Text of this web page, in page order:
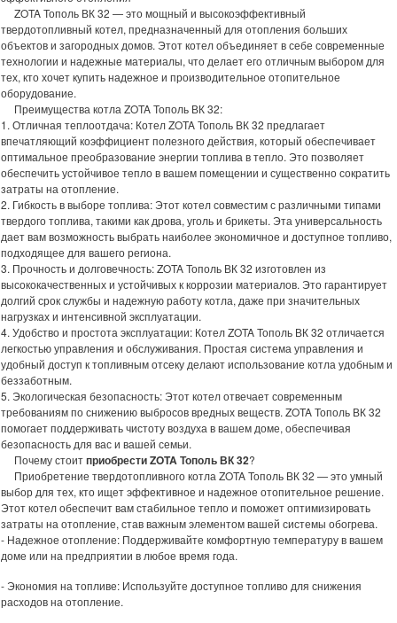
ZOTA Тополь ВК 32 — это мощный и высокоэффективный
твердотопливный котел, предназначенный для отопления больших
объектов и загородных домов. Этот котел объединяет в себе современные
технологии и надежные материалы, что делает его отличным выбором для
тех, кто хочет купить надежное и производительное отопительное
оборудование.
Преимущества котла ZOTA Тополь ВК 32:
1. Отличная теплоотдача: Котел ZOTA Тополь ВК 32 предлагает
впечатляющий коэффициент полезного действия, который обеспечивает
оптимальное преобразование энергии топлива в тепло. Это позволяет
обеспечить устойчивое тепло в вашем помещении и существенно сократить
затраты на отопление.
2. Гибкость в выборе топлива: Этот котел совместим с различными типами
твердого топлива, такими как дрова, уголь и брикеты. Эта универсальность
дает вам возможность выбрать наиболее экономичное и доступное топливо,
подходящее для вашего региона.
3. Прочность и долговечность: ZOTA Тополь ВК 32 изготовлен из
высококачественных и устойчивых к коррозии материалов. Это гарантирует
долгий срок службы и надежную работу котла, даже при значительных
нагрузках и интенсивной эксплуатации.
4. Удобство и простота эксплуатации: Котел ZOTA Тополь ВК 32 отличается
легкостью управления и обслуживания. Простая система управления и
удобный доступ к топливным отсеку делают использование котла удобным и
беззаботным.
5. Экологическая безопасность: Этот котел отвечает современным
требованиям по снижению выбросов вредных веществ. ZOTA Тополь ВК 32
помогает поддерживать чистоту воздуха в вашем доме, обеспечивая
безопасность для вас и вашей семьи.
Почему стоитприобрести ZOTA Тополь ВК 32?
Приобретение твердотопливного котла ZOTA Тополь ВК 32 — это умный
выбор для тех, кто ищет эффективное и надежное отопительное решение.
Этот котел обеспечит вам стабильное тепло и поможет оптимизировать
затраты на отопление, став важным элементом вашей системы обогрева.
- Надежное отопление: Поддерживайте комфортную температуру в вашем
доме или на предприятии в любое время года.
- Экономия на топливе: Используйте доступное топливо для снижения
расходов на отопление.